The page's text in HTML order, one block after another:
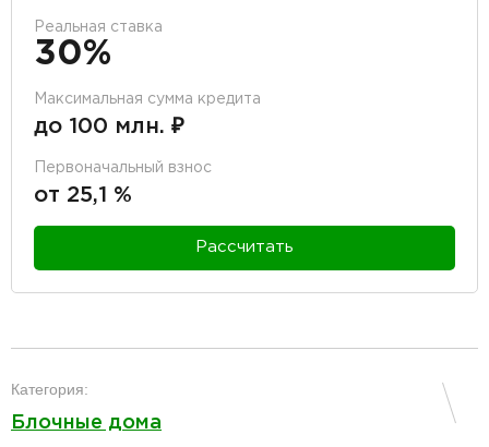
Реальная ставка
30%
Максимальная сумма кредита
до 100 млн. ₽
Первоначальный взнос
от 25,1 %
Рассчитать
Категория:
Блочные дома